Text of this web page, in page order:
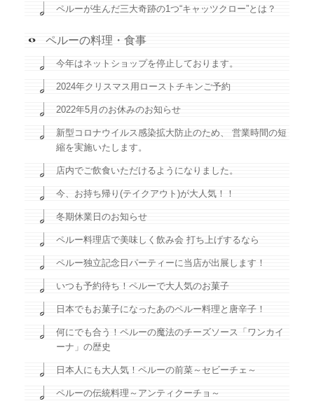
ペルーが生んだ三大奇跡の1つ“キャッツクロー”とは？
ペルーの料理・食事
今年はネットショップを停止しております。
2024年クリスマス用ローストチキンご予約
2022年5月のお休みのお知らせ
新型コロナウイルス感染拡大防止のため、 営業時間の短
縮を実施いたします。
店内でご飲食いただけるようになりました。
今、お持ち帰り(テイクアウト)が大人気！！
冬期休業日のお知らせ
ペルー料理店で美味しく飲み会 打ち上げするなら
ペルー独立記念日パーティーに当店が出展します！
いつも予約待ち！ペルーで大人気のお菓子
日本でもお菓子になったあのペルー料理と唐辛子！
何にでも合う！ペルーの魔法のチーズソース「ワンカイ
ーナ」の歴史
日本人にも大人気！ペルーの前菜～セビーチェ～
ペルーの伝統料理～アンティクーチョ～